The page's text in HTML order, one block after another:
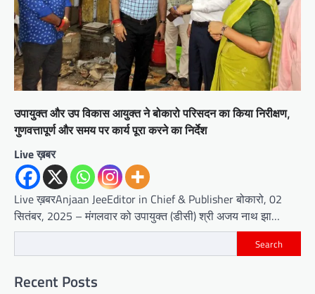
उपायुक्त और उप विकास आयुक्त ने बोकारो परिसदन का किया निरीक्षण,
गुणवत्तापूर्ण और समय पर कार्य पूरा करने का निर्देश
Live ख़बर
Live ख़बरAnjaan JeeEditor in Chief & Publisher बोकारो, 02
सितंबर, 2025 – मंगलवार को उपायुक्त (डीसी) श्री अजय नाथ झा…
Search
Recent Posts